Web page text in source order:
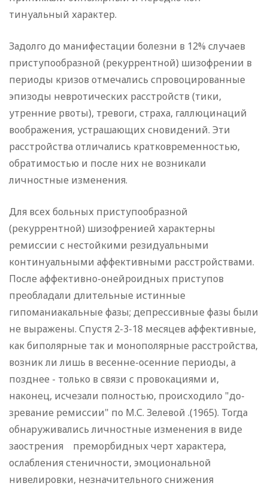
тинуальный характер.
Задолго до манифестации болезни в 12% случаев
присту­пообразной (рекуррентной) шизофрении в
периоды кризов от­мечались спровоцированные
эпизоды невротических расст­ройств (тики,
утренние рвоты), тревоги, страха, галлюцина­ций
воображения, устрашающих сновидений. Эти
расстройст­ва отличались кратковременностью,
обратимостью и после них не возникали
личностные изменения.
Для всех больных приступообразной
(рекуррентной) шизо­френией характерны
ремиссии с нестойкими резидуальными
континуальными аффективными расстройствами.
После аффек­тивно-онейроидных приступов
преобладали длительные истин­ные
гипоманиакальные фазы; депрессивные фазы были
не выражены. Спустя 2-3-18 месяцев аффективные,
как биполяр­ные так и монополярные расстройства,
возник ли лишь в весенне-осенние периоды, а
позднее - только в связи с про­вокациями и,
наконец, исчезали полностью, происходило "до­
зревание ремиссии" по М.С. Зелевой .(1965). Тогда
обнару­живались личностные изменения в виде
заострения преморбидных черт характера,
ослабления стеничности, эмоциональной
нивелировки, незначительного снижения